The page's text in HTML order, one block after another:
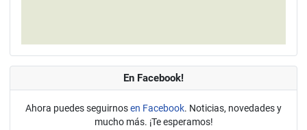
En Facebook!
Ahora puedes seguirnosen Facebook. Noticias, novedades y
mucho más. ¡Te esperamos!